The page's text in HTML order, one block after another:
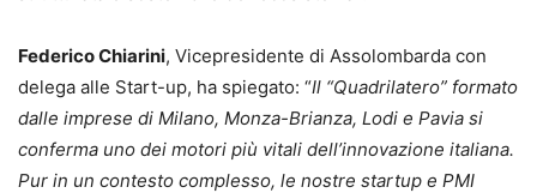
Federico Chiarini, Vicepresidente di Assolombarda con
delega alle Start-up, ha spiegato: “Il “Quadrilatero” formato
dalle imprese di Milano, Monza-Brianza, Lodi e Pavia si
conferma uno dei motori più vitali dell’innovazione italiana.
Pur in un contesto complesso, le nostre startup e PMI